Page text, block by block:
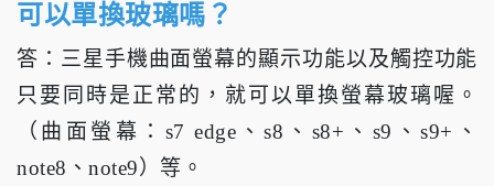
可以單換玻璃嗎？
答：三星手機曲面螢幕的顯示功能以及觸控功能
只要同時是正常的，就可以單換螢幕玻璃喔。
（曲面螢幕：s7 edge、s8、s8+、s9、s9+、
note8、note9）等。